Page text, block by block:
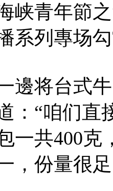
峡青年節
系列專场
邊将台式
：“咱们直
一共400克
，份量很